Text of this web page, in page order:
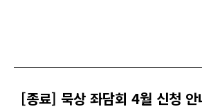
[종료] 묵상 좌담회 4월 신청 안